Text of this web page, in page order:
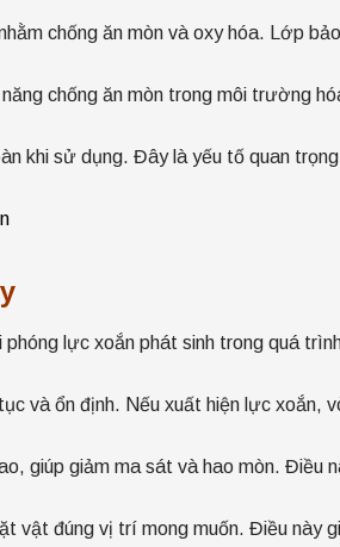
chống ăn mòn và oxy hóa. Lớp
chống ăn mòn trong môi trường
khi sử dụng. Đây là yếu tố quan
lực xoắn phát sinh trong quá
và ổn định. Nếu xuất hiện lực
giúp giảm ma sát và hao mòn.
vật đúng vị trí mong muốn. Điều này